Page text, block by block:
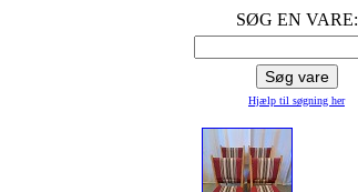
SØG EN VARE:
Hjælp til søgning her